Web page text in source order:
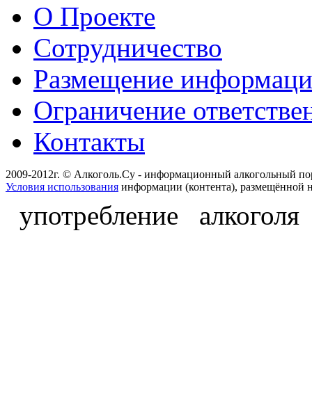
О Проекте
Сотрудничество
Размещение
Ограничение
Контакты
2009-2012г. © Алкоголь.Су - информационный алкогольный
Условия использования информации (контента), размещённой
употребление